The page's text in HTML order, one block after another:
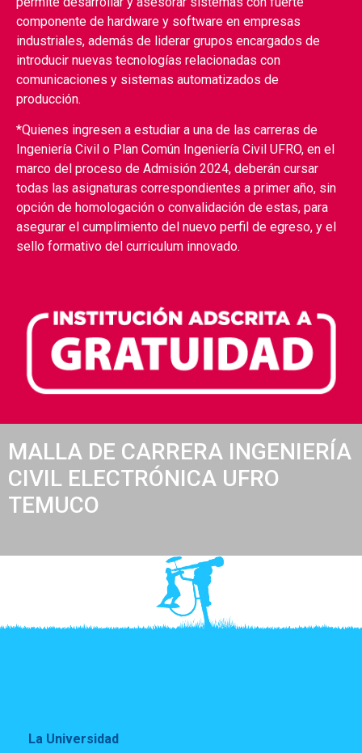
componente de hardware y software en empresas
industriales, además de liderar grupos encargados de
introducir nuevas tecnologías relacionadas con
comunicaciones y sistemas automatizados de
producción.
*Quienes ingresen a estudiar a una de las carreras de
Ingeniería Civil o Plan Común Ingeniería Civil UFRO, en el
marco del proceso de Admisión 2024, deberán cursar
todas las asignaturas correspondientes a primer año, sin
opción de homologación o convalidación de estas, para
asegurar el cumplimiento del nuevo perfil de egreso, y el
sello formativo del curriculum innovado.
MALLA DE CARRERA INGENIERÍA
CIVIL ELECTRÓNICA UFRO
TEMUCO
La Universidad